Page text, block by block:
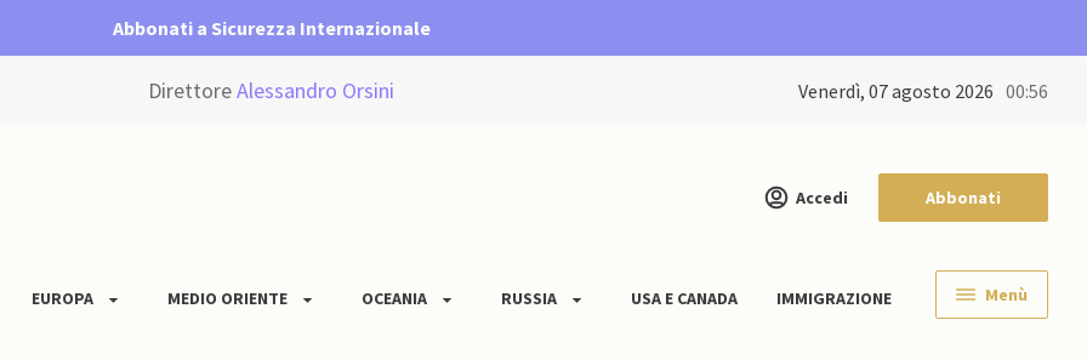
Abbonati a Sicurezza Internazionale
DirettoreAlessandro Orsini venerdì, 07 agosto 2026 00:56
Accedi Abbonati
EUROPA MEDIO ORIENTE OCEANIA RUSSIA USA E CANADA IMMIGRAZIONE Menù